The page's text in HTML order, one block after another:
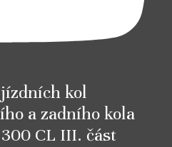
kol
a zadního kola
CL III. část